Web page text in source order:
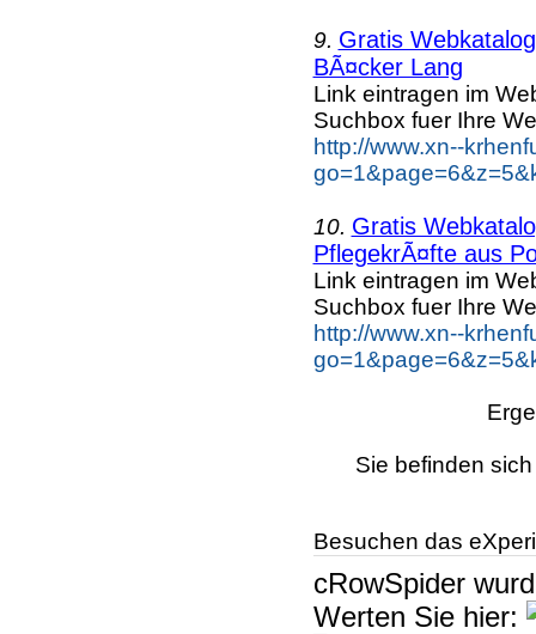
9. Gratis
BÃ¤cker Lang
Link eintragen im
Suchbox fuer Ihre
http://www.xn--
10. Gratis
PflegekrÃ¤fte aus
Link eintragen im
Suchbox fuer Ihre
http://www.xn--
Sie befinden
Besuchen das
cRowSpider
Werten Sie hier: